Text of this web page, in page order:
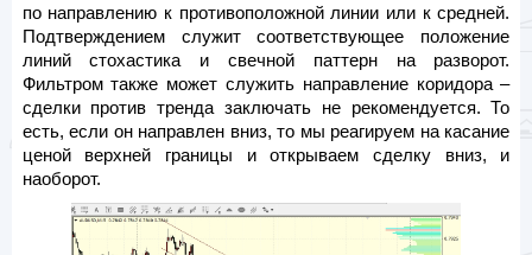
по направлению к противоположной линии или к средней.
Подтверждением служит соответствующее положение
линий стохастика и свечной паттерн на разворот.
Фильтром также может служить направление коридора –
сделки против тренда заключать не рекомендуется. То
есть, если он направлен вниз, то мы реагируем на касание
ценой верхней границы и открываем сделку вниз, и
наоборот.